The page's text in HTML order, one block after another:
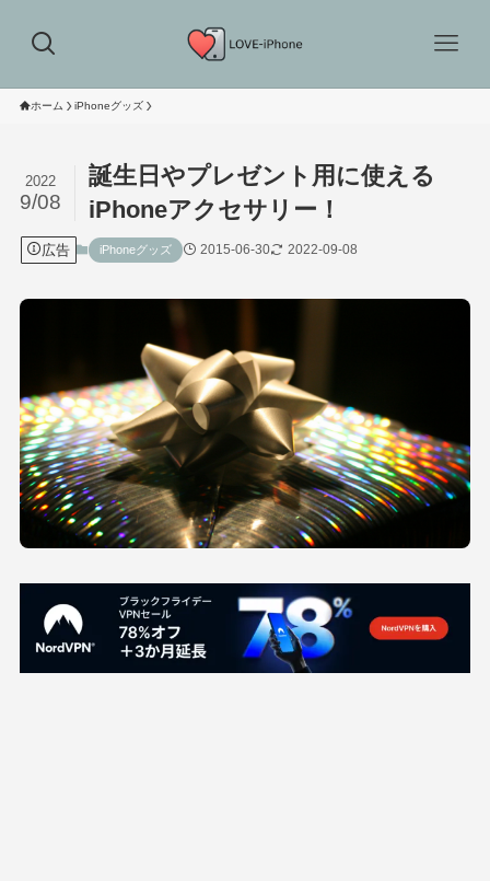
ホーム iPhoneグッズ
誕生日やプレゼント用に使える
iPhoneアクセサリー！
2022
9/08
広告 iPhoneグッズ 2015-06-30 2022-09-08